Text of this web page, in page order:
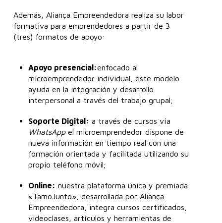
Además, Aliança Empreendedora realiza su labor
formativa para emprendedores a partir de 3
(tres) formatos de apoyo:
Apoyo presencial:enfocado al
microemprendedor individual, este modelo
ayuda en la integración y desarrollo
interpersonal a través del trabajo grupal;
Soporte Digital: a través de cursos vía
WhatsAppel microemprendedor dispone de
nueva información en tiempo real con una
formación orientada y facilitada utilizando su
propio teléfono móvil;
Online: nuestra plataforma única y premiada
«TamoJunto», desarrollada por Aliança
Empreendedora, integra cursos certificados,
videoclases, artículos y herramientas de